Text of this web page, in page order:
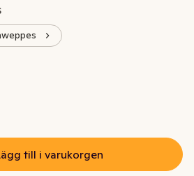
kr
till i varukorgen